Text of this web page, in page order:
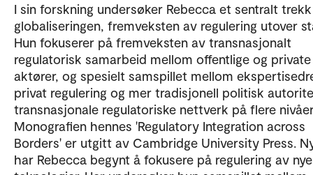
I sin forskning undersøker Rebecca et sentralt
globaliseringen, fremveksten av regulering utover
Hun fokuserer på fremveksten av transnasjonalt
regulatorisk samarbeid mellom offentlige og private
aktører, og spesielt samspillet mellom
privat regulering og mer tradisjonell politisk
transnasjonale regulatoriske nettverk på flere
Monografien hennes 'Regulatory Integration across
Borders' er utgitt av Cambridge University Press.
har Rebecca begynt å fokusere på regulering av nye